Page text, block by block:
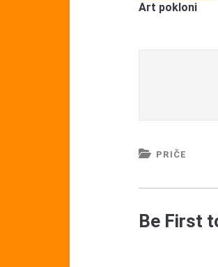
Art pokloni
PRIČE
Be First